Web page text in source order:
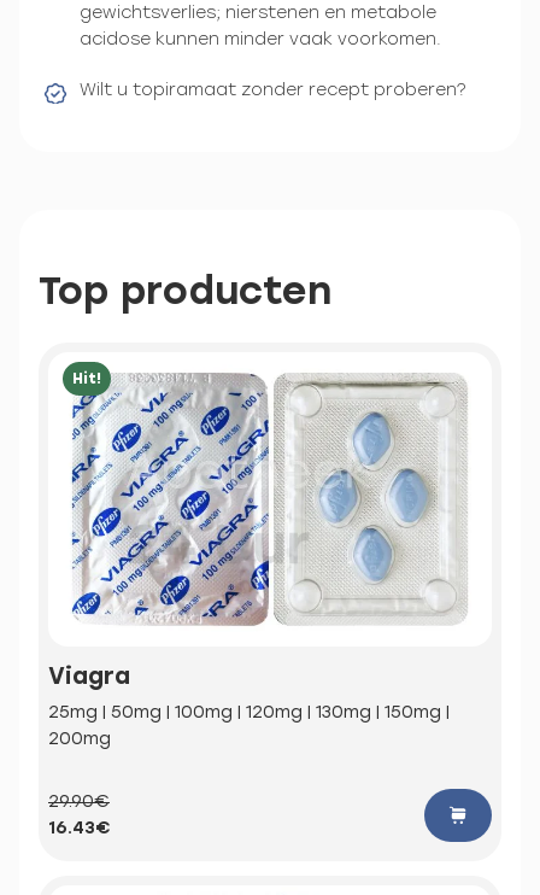
gewichtsverlies; nierstenen en metabole
acidose kunnen minder vaak voorkomen.
Wilt u topiramaat zonder recept proberen?
Top producten
Hit!
Viagra
25mg | 50mg | 100mg | 120mg | 130mg | 150mg |
200mg
29.90€
16.43€